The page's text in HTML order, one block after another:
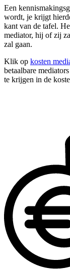
Een
wordt, je krijgt
kant van de tafel.
mediator, hij of zij
zal gaan.
Klik op kosten
betaalbare
te krijgen in de